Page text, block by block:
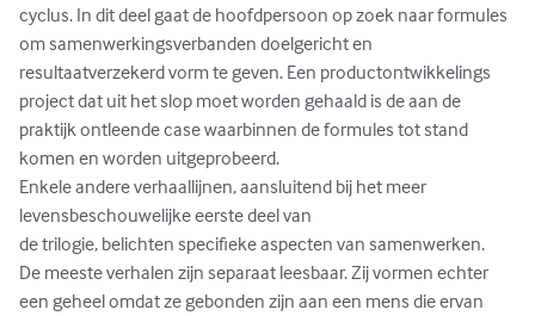
cyclus. In dit deel gaat de hoofdpersoon op zoek naar formules
om samenwerkingsverbanden doelgericht en
resultaatverzekerd vorm te geven. Een productontwikkelings
project dat uit het slop moet worden gehaald is de aan de
praktijk ontleende case waarbinnen de formules tot stand
komen en worden uitgeprobeerd.
Enkele andere verhaallijnen, aansluitend bij het meer
levensbeschouwelijke eerste deel van
de trilogie, belichten specifieke aspecten van samenwerken.
De meeste verhalen zijn separaat leesbaar. Zij vormen echter
een geheel omdat ze gebonden zijn aan een mens die ervan